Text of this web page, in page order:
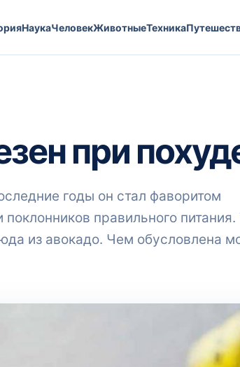
НаукаЧеловекЖивотныеТехника
при
годы он стал фаворитом
правильного питания.
из авокадо. Чем обусловлена